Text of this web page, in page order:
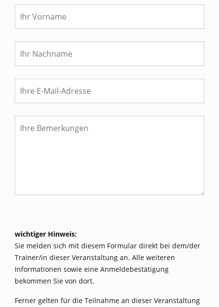
wichtiger Hinweis:
Sie melden sich mit diesem Formular direkt bei dem/der
Trainer/in dieser Veranstaltung an. Alle weiteren
Informationen sowie eine Anmeldebestätigung
bekommen Sie von dort.
Ferner gelten für die Teilnahme an dieser Veranstaltung